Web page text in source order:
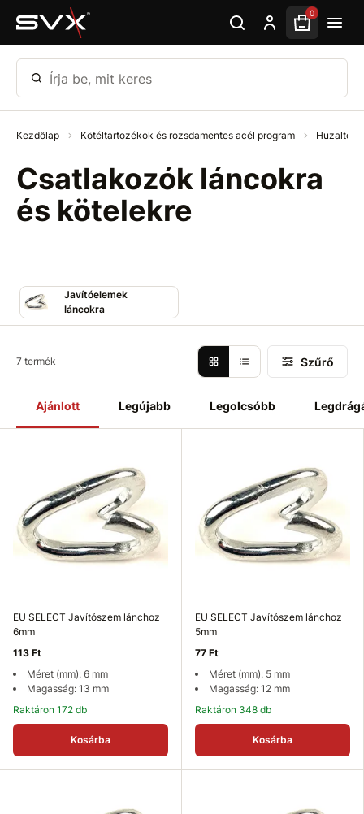
Ugrás az oldal fő részéhez 0
Írja be, mit keres
Kezdőlap Kötéltartozékok és rozsdamentes acél program
Csatlakozók láncokra
és kötelekre
Javítóelemek
láncokra
Ajánlott Legújabb Legolcsóbb
7 termék Szűrő
EU SELECT Javítószem lánchoz
6mm
113 Ft
Méret (mm): 6 mm
Magasság: 13 mm
Raktáron 172 db
Kosárba
EU SELECT Javítószem lánchoz
5mm
77 Ft
Méret (mm): 5 mm
Magasság: 12 mm
Raktáron 348 db
Kosárba